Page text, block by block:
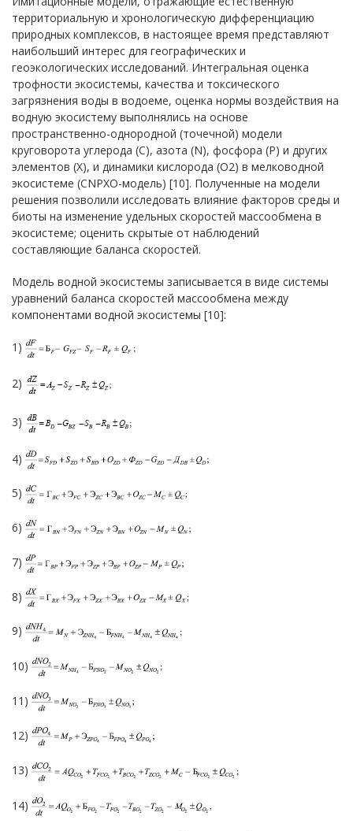
территориальную и хронологическую дифференциацию
природных комплексов, в настоящее время представляют
наибольший интерес для географических и
геоэкологических исследований. Интегральная оценка
трофности экосистемы, качества и токсического
загрязнения воды в водоеме, оценка нормы воздействия на
водную экосистему выполнялись на основе
пространственно-однородной (точечной) модели
круговорота углерода (C), азота (N), фосфора (Р) и других
элементов (X), и динамики кислорода (O2) в мелководной
экосистеме (CNPXО-модель) [10]. Полученные на модели
решения позволили исследовать влияние факторов среды и
биоты на изменение удельных скоростей массообмена в
экосистеме; оценить скрытые от наблюдений
составляющие баланса скоростей.
Модель водной экосистемы записывается в виде системы
уравнений баланса скоростей массообмена между
компонентами водной экосистемы [10]:
1)
2)
3)
4)
5)
6)
7)
8)
9)
10)
11)
12)
13)
14)